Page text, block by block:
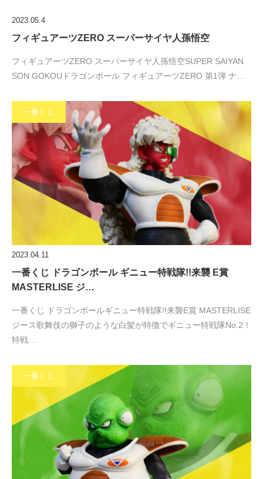
2023.05.4
フィギュアーツZERO スーパーサイヤ人孫悟空
フィギュアーツZERO スーパーサイヤ人孫悟空SUPER SAIYAN
SON GOKOUドラゴンボール フィギュアーツZERO 第1弾 ナ…
一番くじ
2023.04.11
一番くじ ドラゴンボール ギニュー特戦隊!!来襲 E賞
MASTERLISE ジ…
一番くじ ドラゴンボールギニュー特戦隊!!来襲E賞 MASTERLISE
ジース歌舞伎の獅子のような白髪が特徴でギニュー特戦隊No.2！
特戦…
一番くじ